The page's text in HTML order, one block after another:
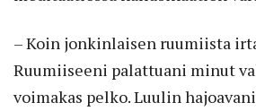
– Koin jonkinlaisen ruumiista
Ruumiiseeni palattuani minut
voimakas pelko. Luulin